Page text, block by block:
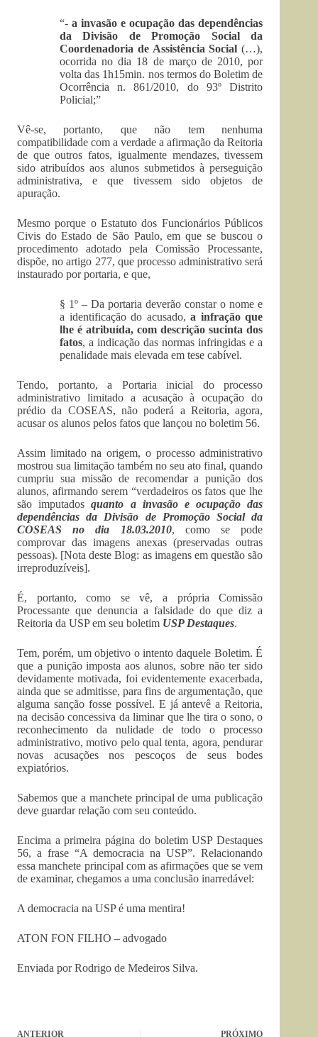
“-a invasão e ocupação das dependências
da Divisão de Promoção Social da
Coordenadoria de Assistência Social (…),
ocorrida no dia 18 de março de 2010, por
volta das 1h15min. nos termos do Boletim de
Ocorrência n. 861/2010, do 93º Distrito
Policial;”
Vê-se, portanto, que não tem nenhuma
compatibilidade com a verdade a afirmação da Reitoria
de que outros fatos, igualmente mendazes, tivessem
sido atribuídos aos alunos submetidos à perseguição
administrativa, e que tivessem sido objetos de
apuração.
Mesmo porque o Estatuto dos Funcionários Públicos
Civis do Estado de São Paulo, em que se buscou o
procedimento adotado pela Comissão Processante,
dispõe, no artigo 277, que processo administrativo será
instaurado por portaria, e que,
§ 1º – Da portaria deverão constar o nome e
a identificação do acusado,a infração que
lhe é atribuída, com descrição sucinta dos
fatos, a indicação das normas infringidas e a
penalidade mais elevada em tese cabível.
Tendo, portanto, a Portaria inicial do processo
administrativo limitado a acusação à ocupação do
prédio da COSEAS, não poderá a Reitoria, agora,
acusar os alunos pelos fatos que lançou no boletim 56.
Assim limitado na origem, o processo administrativo
mostrou sua limitação também no seu ato final, quando
cumpriu sua missão de recomendar a punição dos
alunos, afirmando serem “verdadeiros os fatos que lhe
são imputadosquanto a invasão e ocupação das
dependências da Divisão de Promoção Social da
COSEAS no dia 18.03.2010, como se pode
comprovar das imagens anexas (preservadas outras
pessoas). [Nota deste Blog: as imagens em questão são
irreproduzíveis].
É, portanto, como se vê, a própria Comissão
Processante que denuncia a falsidade do que diz a
Reitoria da USP em seu boletim USP Destaques.
Tem, porém, um objetivo o intento daquele Boletim. É
que a punição imposta aos alunos, sobre não ter sido
devidamente motivada, foi evidentemente exacerbada,
ainda que se admitisse, para fins de argumentação, que
alguma sanção fosse possível. E já antevê a Reitoria,
na decisão concessiva da liminar que lhe tira o sono, o
reconhecimento da nulidade de todo o processo
administrativo, motivo pelo qual tenta, agora, pendurar
novas acusações nos pescoços de seus bodes
expiatórios.
Sabemos que a manchete principal de uma publicação
deve guardar relação com seu conteúdo.
Encima a primeira página do boletim USP Destaques
56, a frase “A democracia na USP”. Relacionando
essa manchete principal com as afirmações que se vem
de examinar, chegamos a uma conclusão inarredável:
A democracia na USP é uma mentira!
ATON FON FILHO – advogado
Enviada por Rodrigo de Medeiros Silva.
ANTERIOR PRÓXIMO